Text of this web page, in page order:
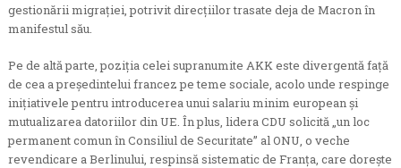
gestionării migraţiei, potrivit direcţiilor trasate deja de Macron în
manifestul său.
Pe de altă parte, poziţia celei supranumite AKK este divergentă faţă
de cea a preşedintelui francez pe teme sociale, acolo unde respinge
iniţiativele pentru introducerea unui salariu minim european şi
mutualizarea datoriilor din UE. În plus, lidera CDU solicită „un loc
permanent comun în Consiliul de Securitate” al ONU, o veche
revendicare a Berlinului, respinsă sistematic de Franţa, care doreşte